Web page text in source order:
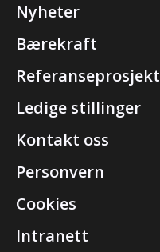
Nyheter
Bærekraft
Referanseprosjekt
Ledige stillinger
Kontakt oss
Personvern
Cookies
Intranett